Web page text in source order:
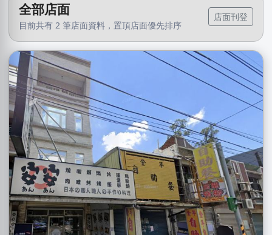
全部店面
目前共有 2 筆店面資料，置頂店面優先排序
店面刊登